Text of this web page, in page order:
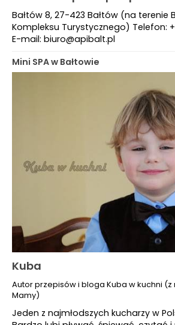
Bałtów 8, 27-423 Bałtów (na terenie
Kompleksu Turystycznego) Telefon:
E-mail: biuro@apibalt.pl
Mini SPA w Bałtowie
Kuba
Autor przepisów i bloga Kuba w kuchni (z
Mamy)
Jeden z najmłodszych kucharzy w